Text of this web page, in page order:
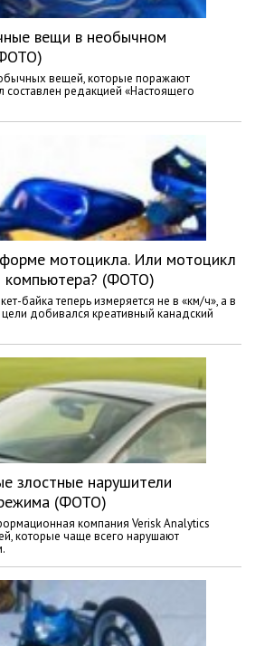
вещи в необычном
вещей, которые поражают
редакцией «Настоящего
мотоцикла. Или мотоцикл
компьютера? (ФОТО)
байка теперь измеряется не в «км/ч», а в
добивался креативный канадский
злостные нарушители
(ФОТО)
компания Verisk Analytics
которые чаще всего нарушают